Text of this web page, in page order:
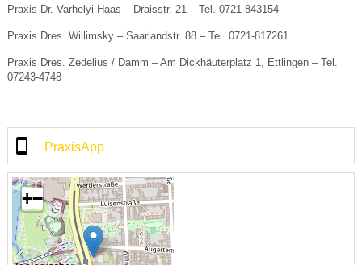
Praxis Dr. Varhelyi-Haas ‒ Draisstr. 21 ‒ Tel. 0721-843154
Praxis Dres. Willimsky ‒ Saarlandstr. 88 ‒ Tel. 0721-817261
Praxis Dres. Zedelius / Damm ‒ Am Dickhäuterplatz 1, Ettlingen ‒ Tel.
07243-4748
PraxisApp
+−